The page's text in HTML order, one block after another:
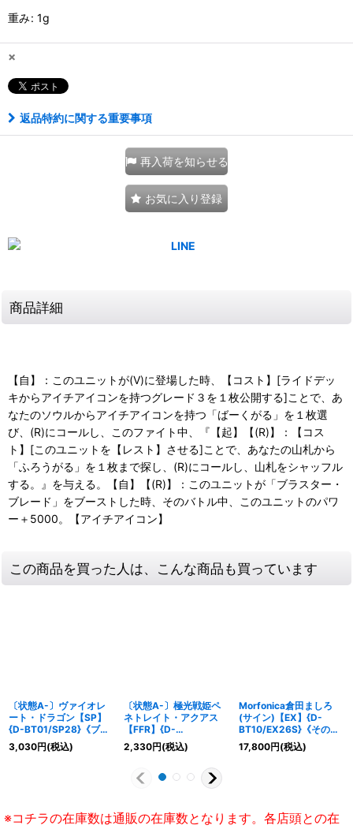
重み: 1g
×
返品特約に関する重要事項
再入荷を知らせる
お気に入り登録
商品詳細
【自】：このユニットが(V)に登場した時、【コスト】[ライドデッ
キからアイチアイコンを持つグレード３を１枚公開する]ことで、あ
なたのソウルからアイチアイコンを持つ「ばーくがる」を１枚選
び、(R)にコールし、このファイト中、『【起】【(R)】：【コス
ト】[このユニットを【レスト】させる]ことで、あなたの山札から
「ふろうがる」を１枚まで探し、(R)にコールし、山札をシャッフル
する。』を与える。【自】【(R)】：このユニットが「ブラスター・
ブレード」をブーストした時、そのバトル中、このユニットのパワ
ー＋5000。【アイチアイコン】
この商品を買った人は、こんな商品も買っています
〔状態A-〕ヴァイオレ
ート・ドラゴン【SP】
{D-BT01/SP28}《ブラ
ントゲート》
3,030円(税込)
〔状態A-〕極光戦姫ペ
ネトレイト・アクアス
【FFR】{D-
BT10/FFR07}《ブラン
トゲート》
2,330円(税込)
Morfonica倉田ましろ
(サイン)【EX】{D-
BT10/EX26S}《その
他》
17,800円(税込)
※コチラの在庫数は通販の在庫数となります。各店頭との在